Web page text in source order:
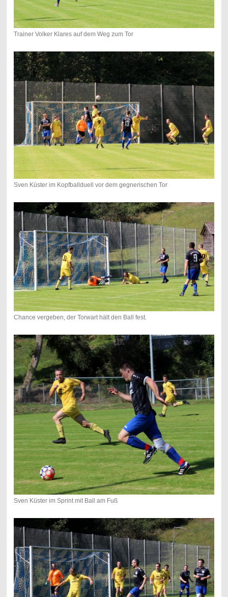
Trainer Volker Klares auf dem Weg zum Tor
Sven Küster im Kopfballduell vor dem gegnerischen Tor
Chance vergeben, der Torwart hält den Ball fest.
Sven Küster im Sprint mit Ball am Fuß